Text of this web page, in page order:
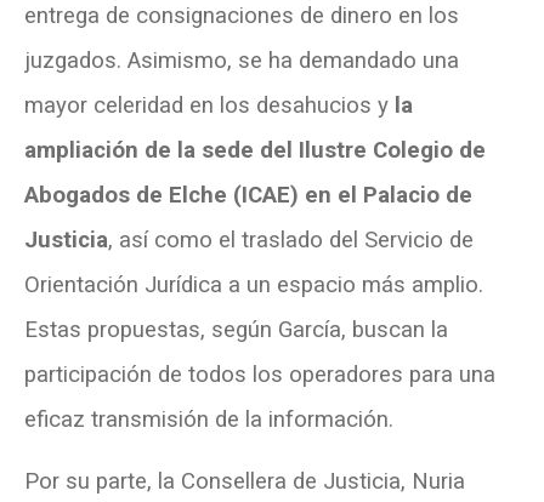
entrega de consignaciones de dinero en los
juzgados. Asimismo, se ha demandado una
mayor celeridad en los desahucios y la
ampliación de la sede del Ilustre Colegio de
Abogados de Elche (ICAE) en el Palacio de
Justicia, así como el traslado del Servicio de
Orientación Jurídica a un espacio más amplio.
Estas propuestas, según García, buscan la
participación de todos los operadores para una
eficaz transmisión de la información.
Por su parte, la Consellera de Justicia, Nuria